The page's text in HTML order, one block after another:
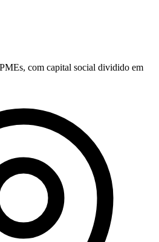
com capital social dividido em